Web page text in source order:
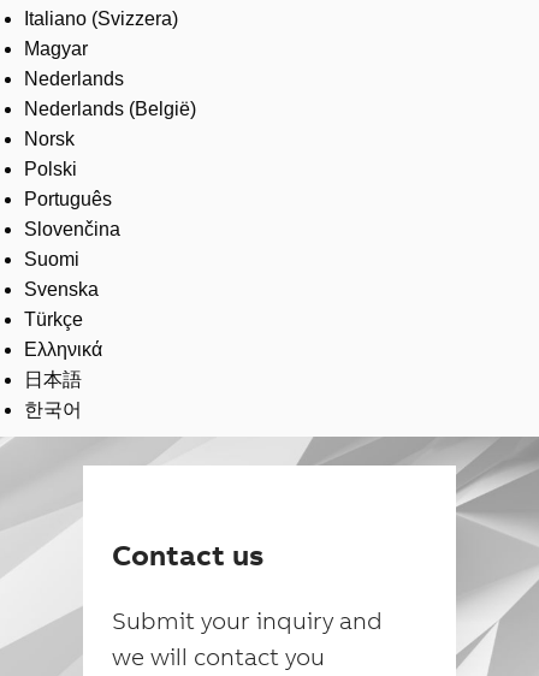
Italiano (Svizzera)
Magyar
Nederlands
Nederlands (België)
Norsk
Polski
Português
Slovenčina
Suomi
Svenska
Türkçe
Ελληνικά
日本語
한국어
Contact us
Submit your inquiry and
we will contact you